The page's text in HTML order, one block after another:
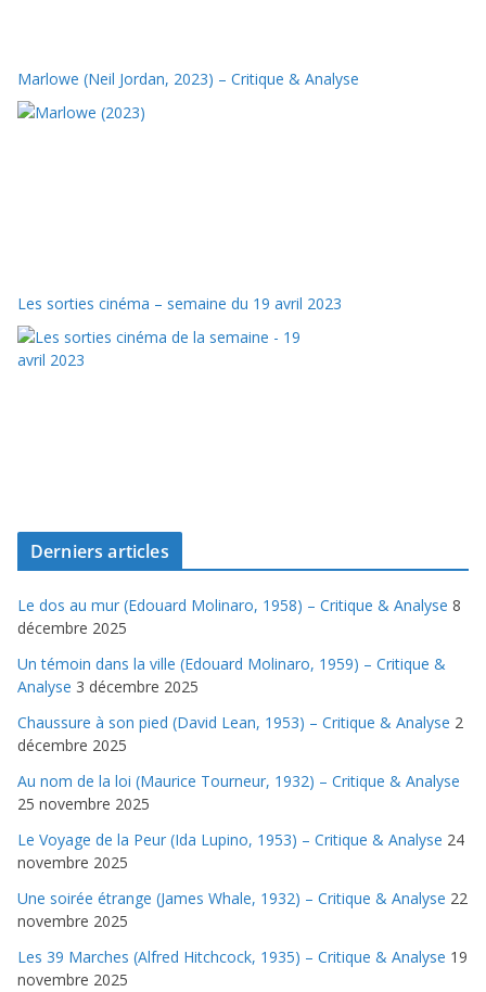
Marlowe (Neil Jordan, 2023) – Critique & Analyse
Les sorties cinéma – semaine du 19 avril 2023
Derniers articles
Le dos au mur (Edouard Molinaro, 1958) – Critique & Analyse 8
décembre 2025
Un témoin dans la ville (Edouard Molinaro, 1959) – Critique &
Analyse 3 décembre 2025
Chaussure à son pied (David Lean, 1953) – Critique & Analyse 2
décembre 2025
Au nom de la loi (Maurice Tourneur, 1932) – Critique & Analyse
25 novembre 2025
Le Voyage de la Peur (Ida Lupino, 1953) – Critique & Analyse 24
novembre 2025
Une soirée étrange (James Whale, 1932) – Critique & Analyse 22
novembre 2025
Les 39 Marches (Alfred Hitchcock, 1935) – Critique & Analyse 19
novembre 2025